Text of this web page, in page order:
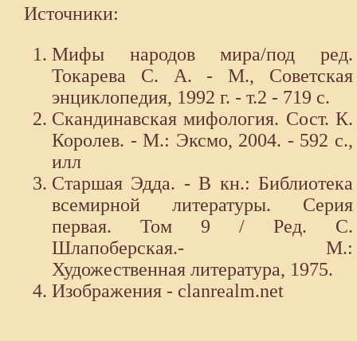
Источники:
Мифы народов мира/под ред.
Токарева С. А. - М., Советская
энциклопедия, 1992 г. - т.2 - 719 с.
Скандинавская мифология. Сост. К.
Королев. - М.: Эксмо, 2004. - 592 с.,
илл
Старшая Эдда. - В кн.: Библиотека
всемирной литературы. Серия
первая. Том 9 / Ред. С.
Шлапоберская.- М.:
Художественная литература, 1975.
Изображения - clanrealm.net